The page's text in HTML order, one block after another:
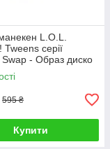
L.O.L.
серії
- Образ диско
595 ₴
Купити